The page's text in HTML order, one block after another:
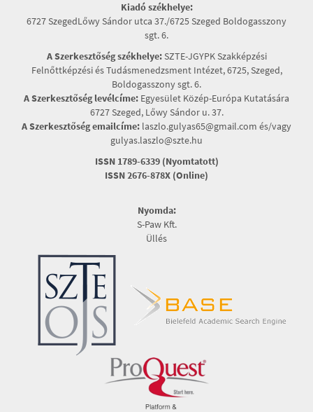
Kiadó székhelye:
6727 SzegedLőwy Sándor utca 37./6725 Szeged Boldogasszony
sgt. 6.
A Szerkesztőség székhelye:SZTE-JGYPK Szakképzési
Felnőttképzési és Tudásmenedzsment Intézet, 6725, Szeged,
Boldogasszony sgt. 6.
A Szerkesztőség levélcíme: Egyesület Közép-Európa Kutatására
6727 Szeged, Lőwy Sándor u. 37.
A Szerkesztőség emailcíme: laszlo.gulyas65@gmail.com és/vagy
gulyas.laszlo@szte.hu
ISSN 1789-6339 (Nyomtatott)
ISSN 2676-878X (Online)
Nyomda:
S-Paw Kft.
Üllés